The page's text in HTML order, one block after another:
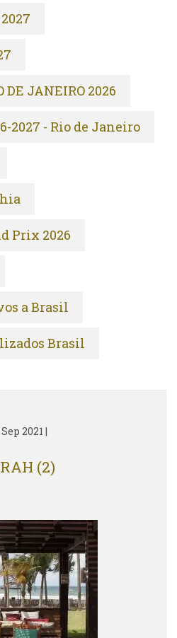
DE JANEIRO 2026
2027 - Rio de Janeiro
Prix 2026
a Brasil
Brasil
Sep 2021 |
(2)